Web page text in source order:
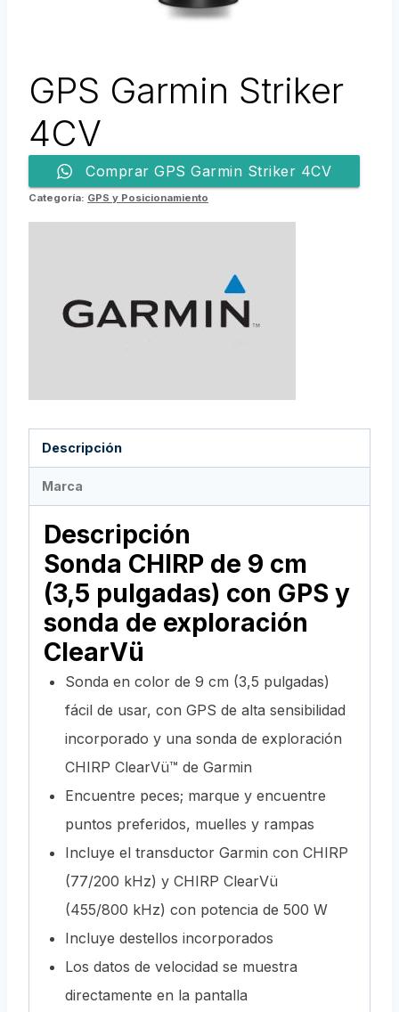
GPS Garmin Striker
4CV
Comprar GPS Garmin Striker 4CV
Categoría: GPS y Posicionamiento
Descripción
Marca
Descripción
Sonda CHIRP de 9 cm
(3,5 pulgadas) con GPS y
sonda de exploración
ClearVü
Sonda en color de 9 cm (3,5 pulgadas)
fácil de usar, con GPS de alta sensibilidad
incorporado y una sonda de exploración
CHIRP ClearVü™ de Garmin
Encuentre peces; marque y encuentre
puntos preferidos, muelles y rampas
Incluye el transductor Garmin con CHIRP
(77/200 kHz) y CHIRP ClearVü
(455/800 kHz) con potencia de 500 W
Incluye destellos incorporados
Los datos de velocidad se muestra
directamente en la pantalla